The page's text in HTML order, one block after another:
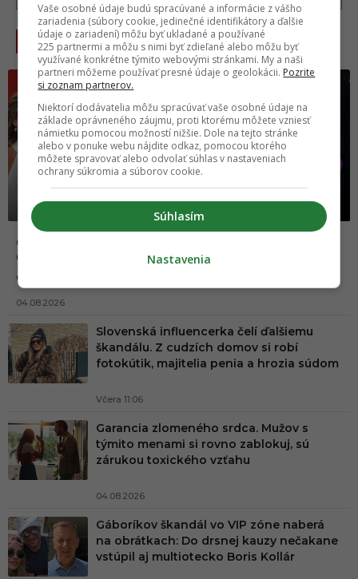
NAJČÍTANEJŠIE
„Ukáž, aký máš strih na p****e?“ Kauza okolo
Gáboríka nekončí, unikli nové správy, ktoré sa
diali za oponou škandálu z VIP zóny
04.08.2026
Slovenská influencerka čelí ďalšiemu
škandálu. Z cudzích domov si robí
fotokútik, majitelia penia a hrozia súdom
Včera 11:06
Garancia zlomeného srdca. Mužov s
týmito menami si rovno zablokuj, sú
zárukou toxického vzťahu
04.08.2026
Gáboríkov škandál vo VIP zóne naberá
na obrátkach: Do drsnej kauzy nečakane
vstúpil aj multiotecko Boris Kollár
Vaše osobné údaje budú spracúvané a informácie z vášho
zariadenia (súbory cookie, jedinečné identifikátory a ďalšie
údaje o zariadení) môžu byť ukladané a používané
225 partnermi a môžu s nimi byť zdieľané alebo môžu byť
využívané konkrétne týmito webovými stránkami. My a naši
partneri môžeme používať presné údaje o geolokácii. Pozrite
si zoznam partnerov.
Niektorí dodávatelia môžu spracúvať vaše osobné údaje na
základe oprávneného záujmu, proti ktorému môžete vzniesť
námietku pomocou možností nižšie. Dole na tejto stránke
alebo v ponuke webu nájdite odkaz, pomocou ktorého
môžete spravovať alebo odvolať súhlas v nastaveniach
ochrany súkromia a súborov cookie.
Súhlasím
Nastavenia